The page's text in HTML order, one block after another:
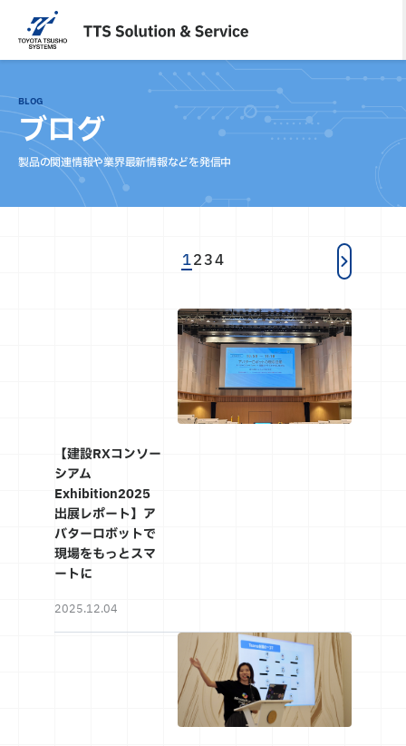
ッ
プ
BLOG
ブログ
製品の関連情報や業界最新情報などを発信中
1234
【建設RXコンソー
シアム
Exhibition2025
出展レポート】ア
バターロボットで
現場をもっとスマ
ートに
2025.12.04